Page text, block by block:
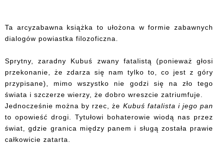
Ta arcyzabawna książka to ułożona w formie zabawnych
dialogów powiastka filozoficzna.
Sprytny, zaradny Kubuś zwany fatalistą (ponieważ głosi
przekonanie, że zdarza się nam tylko to, co jest z góry
przypisane), mimo wszystko nie godzi się na zło tego
świata i szczerze wierzy, że dobro wreszcie zatriumfuje.
Jednocześnie można by rzec, że Kubuś fatalista i jego pan
to opowieść drogi. Tytułowi bohaterowie wiodą nas przez
świat, gdzie granica między panem i sługą została prawie
całkowicie zatarta.